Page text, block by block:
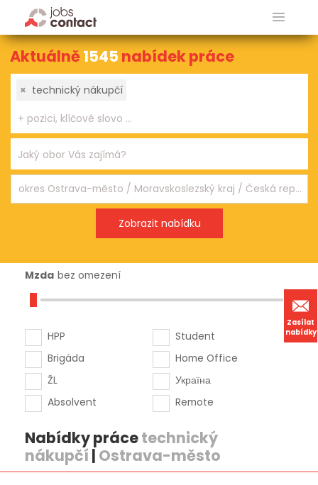
Zasílat
nabídky
Aktuálně1545 nabídek práce
× technický nákupčí
Mzda bez omezení
HPP
Brigáda
ŽL
Absolvent
Student
Home Office
Україна
Remote
Nabídky prácetechnický
nákupčí | Ostrava-město